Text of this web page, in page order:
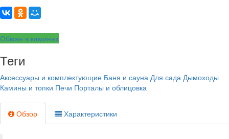
Обман в каминах
Теги
Аксессуары и комплектующие Баня и сауна Для сада Дымоходы
Камины и топки Печи Порталы и облицовка
Обзор Характеристики